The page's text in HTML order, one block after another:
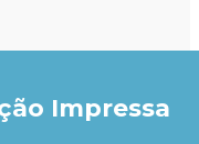
Impressa